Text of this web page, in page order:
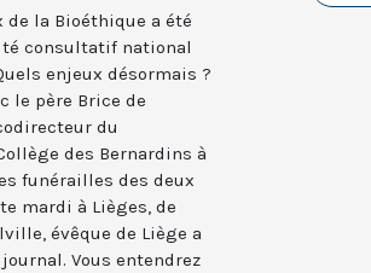
de la Bioéthique a été
consultatif national
enjeux désormais ?
le père Brice de
du
des Bernardins à
funérailles des deux
mardi à Lièges, de
évêque de Liège a
Vous entendrez